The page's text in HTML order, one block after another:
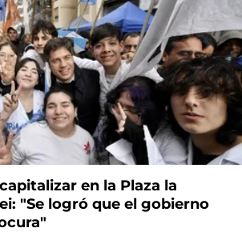
en la Plaza la
"Se logró que el gobierno